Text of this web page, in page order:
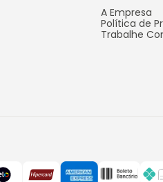
A Empresa
Política de
Trabalhe